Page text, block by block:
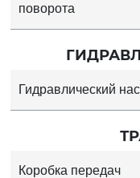
поворота
Гидравлический
Коробка передач